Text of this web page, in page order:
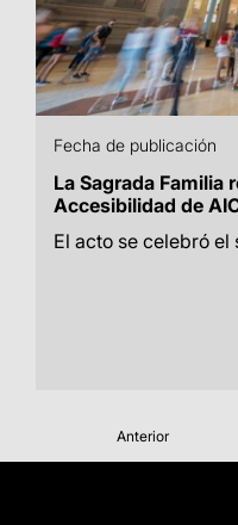
Fecha de publicación
La Sagrada Familia
Accesibilidad de
El acto se celebró el
Anterior